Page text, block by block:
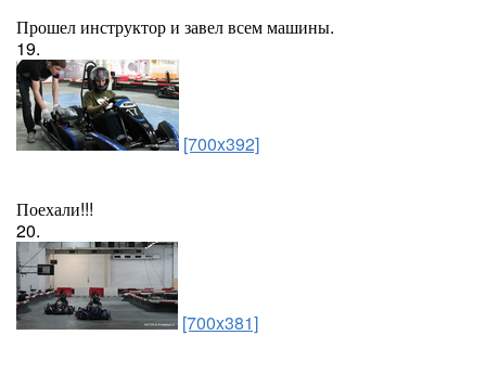
Прошел инструктор и завел всем машины.
19.
[700x392]
Поехали!!!
20.
[700x381]